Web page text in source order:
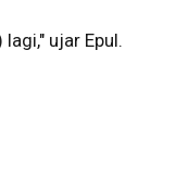
ujar Epul.